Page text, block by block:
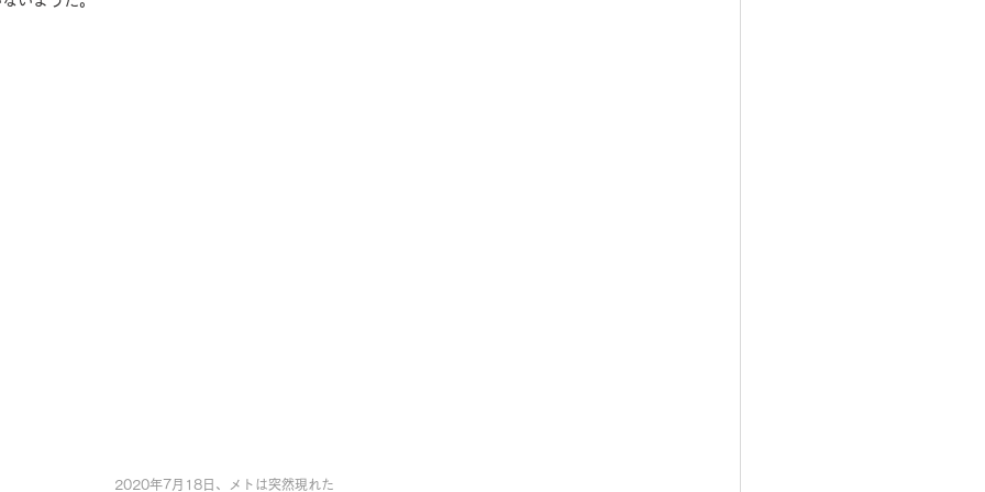
2020年7月18日、メトは突然現れた